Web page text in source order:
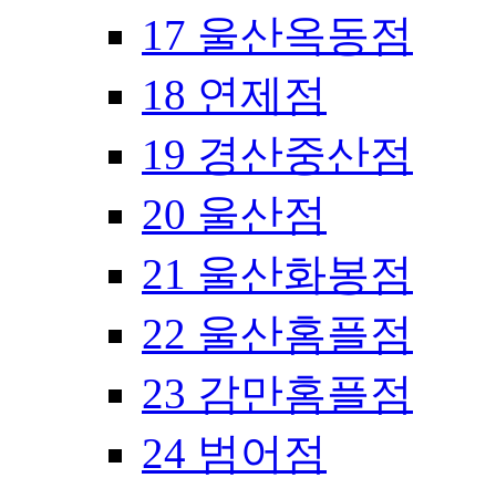
17 울산옥동점
18 연제점
19 경산중산점
20 울산점
21 울산화봉점
22 울산홈플점
23 감만홈플점
24 범어점